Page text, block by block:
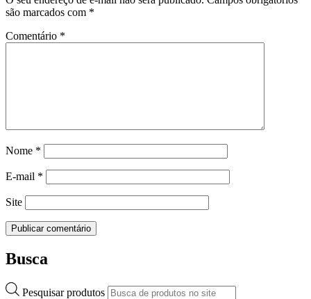
são marcados com *
Comentário *
Nome *
E-mail *
Site
Busca
Pesquisar produtos